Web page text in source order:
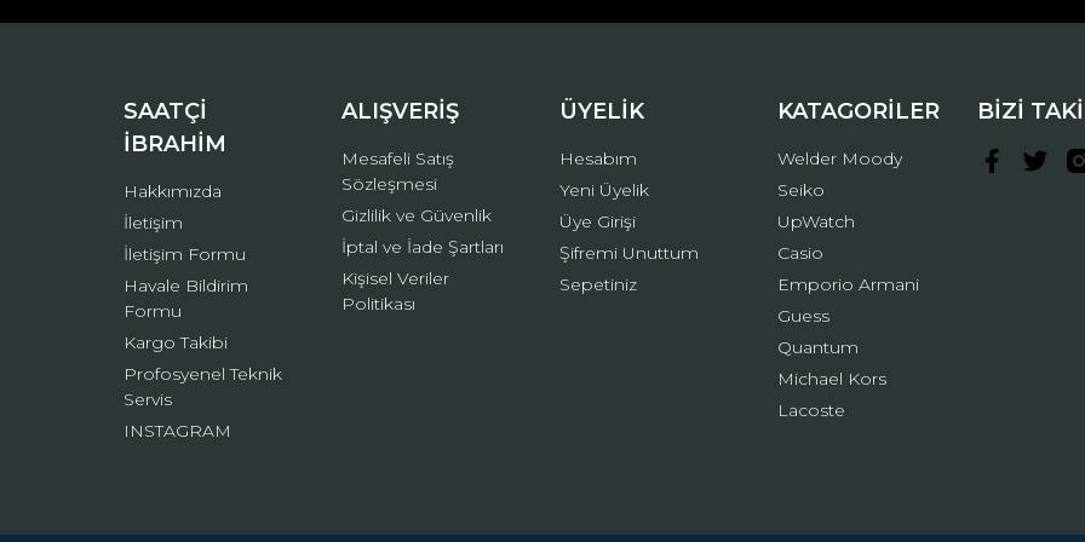
Bu ürüne benzer farklı alternatifler olmalı.
Gönder
SAATÇİ
İBRAHİM
Hakkımızda
İletişim
İletişim Formu
Havale Bildirim
Formu
Kargo Takibi
Profosyenel Teknik
Servis
INSTAGRAM
ALIŞVERİŞ
Mesafeli Satış
Sözleşmesi
Gizlilik ve Güvenlik
İptal ve İade Şartları
Kişisel Veriler
Politikası
ÜYELİK
Hesabım
Yeni Üyelik
Üye Girişi
Şifremi Unuttum
Sepetiniz
KATAGORİLER
Welder Moody
Seiko
UpWatch
Casio
Emporio Armani
Guess
Quantum
Michael Kors
Lacoste
BİZİ